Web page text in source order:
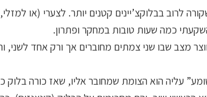
לרוב בבלוקצ’יינים קטנים יותר. לצערי (או
כמה שעות טובות במחקר ופתרון.
מצב שבו שני צמתים מחוברים אך ורק אחד לשני,
עליה הוא הצומת שמחובר אליו, שאז כורה בלוק